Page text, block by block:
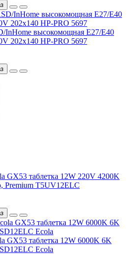
InHome высокомощная E27/E40
202x140 HP-PRO 5697
GX53 таблетка 12W 220V 4200K
Premium T5UV12ELC
GX53 таблетка 12W 6000K 6K
Ecola